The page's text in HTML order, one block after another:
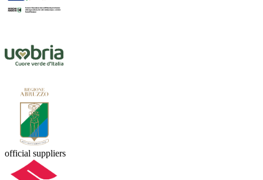
official suppliers